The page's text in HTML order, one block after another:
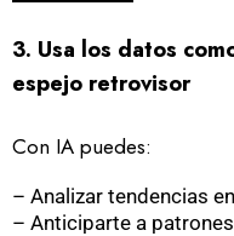
3. Usa los datos
espejo retrovisor
Con IA puedes:
– Analizar tendencias
– Anticiparte a